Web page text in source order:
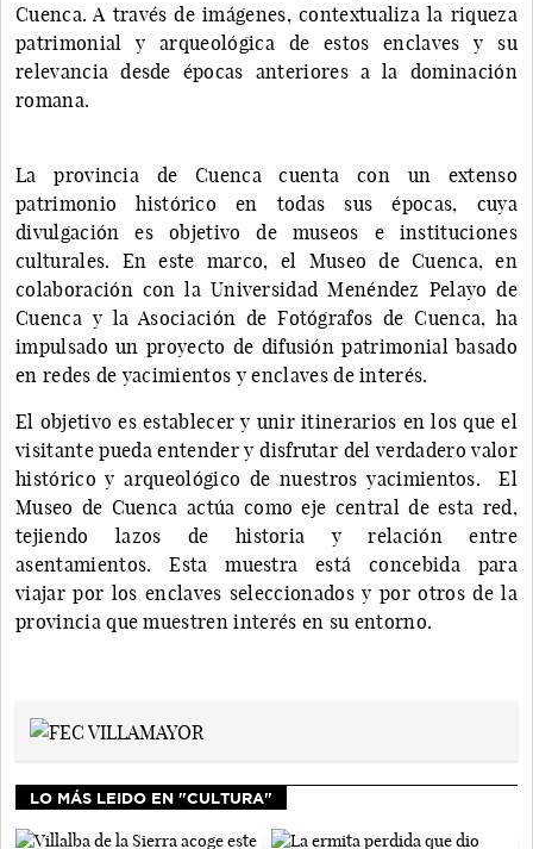
Cuenca. A través de imágenes, contextualiza la riqueza
patrimonial y arqueológica de estos enclaves y su
relevancia desde épocas anteriores a la dominación
romana.
La provincia de Cuenca cuenta con un extenso
patrimonio histórico en todas sus épocas, cuya
divulgación es objetivo de museos e instituciones
culturales. En este marco, el Museo de Cuenca, en
colaboración con la Universidad Menéndez Pelayo de
Cuenca y la Asociación de Fotógrafos de Cuenca, ha
impulsado un proyecto de difusión patrimonial basado
en redes de yacimientos y enclaves de interés.
El objetivo es establecer y unir itinerarios en los que el
visitante pueda entender y disfrutar del verdadero valor
histórico y arqueológico de nuestros yacimientos. El
Museo de Cuenca actúa como eje central de esta red,
tejiendo lazos de historia y relación entre
asentamientos. Esta muestra está concebida para
viajar por los enclaves seleccionados y por otros de la
provincia que muestren interés en su entorno.
LO MÁS LEIDO EN "CULTURA"